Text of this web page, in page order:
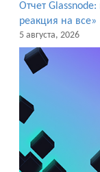
Отчет
реакция на все»
5 августа, 2026